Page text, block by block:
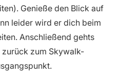
Genieße den Blick auf
leider wird er dich beim
Anschließend gehts
zum Skywalk-